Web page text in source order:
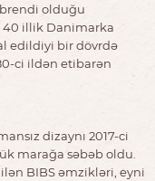
olduğu
40 illik Danimarka
edildiyi bir dövrdə
ci ildən etibarən
dizaynı 2017-ci
marağa səbəb oldu.
BIBS əmzikləri, eyni